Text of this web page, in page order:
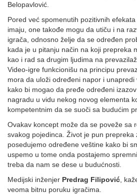
Belopavlović.
Pored već spomenutih pozitivnih
imaju, one takođe mogu da utiču i na
igrača, odnosno želje da se određen
kada je u pitanju način na koji prepreka
kao i rad sa drugim ljudima na
Video-igre funkcionišu na principu
mora da uloži određeni napor i
kako bi mogao da pređe određeni
nagradu u vidu nekog novog elementa
kompetentnim da se suoči sa budućim
Ovakav koncept može da se poveže sa
svakog pojedinca. Život je pun prepreka
posedujemo određene veštine kako bi
uspemo u tome onda postajemo
treba da nam se dese u budućnosti.
Medijski inženjer Predrag Filipović ,
veoma bitnu poruku igračima.